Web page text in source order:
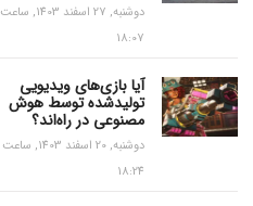
دوشنبه, 27 اسفند 1403, ساعت
18:07
آیا بازی‌های ویدیویی
تولیدشده توسط هوش
مصنوعی در راه‌اند؟
دوشنبه, 20 اسفند 1403, ساعت
18:24